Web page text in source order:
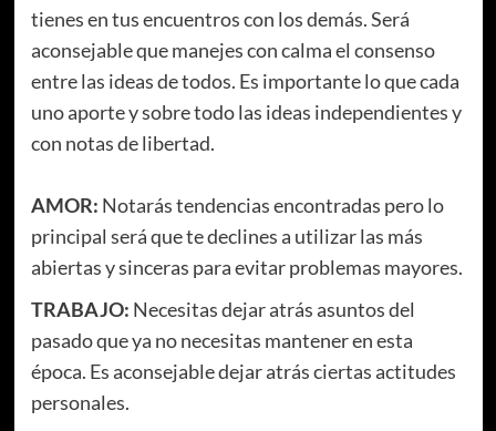
tienes en tus encuentros con los demás. Será
aconsejable que manejes con calma el consenso
entre las ideas de todos. Es importante lo que cada
uno aporte y sobre todo las ideas independientes y
con notas de libertad.
AMOR: Notarás tendencias encontradas pero lo
principal será que te declines a utilizar las más
abiertas y sinceras para evitar problemas mayores.
TRABAJO: Necesitas dejar atrás asuntos del
pasado que ya no necesitas mantener en esta
época. Es aconsejable dejar atrás ciertas actitudes
personales.